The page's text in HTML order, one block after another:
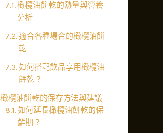
橄欖油餅乾的熱量與營養
分析
適合各種場合的橄欖油餅
乾
如何搭配飲品享用橄欖油
餅乾？
橄欖油餅乾的保存方法與建議
如何延長橄欖油餅乾的保
鮮期？